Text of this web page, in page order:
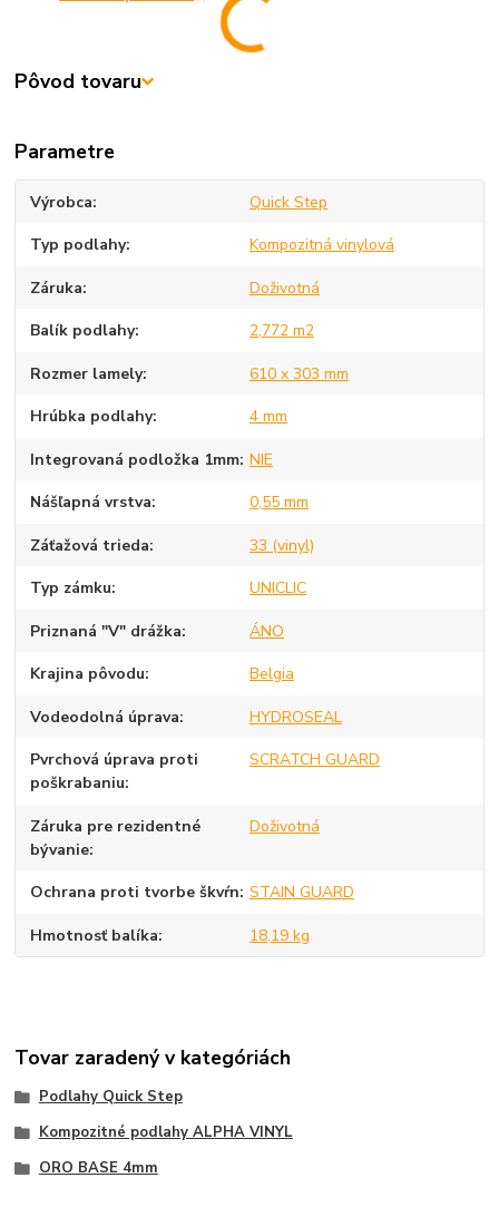
Pôvod tovaru
Parametre
Výrobca Quick Step
Typ podlahy Kompozitná vinylová
Záruka Doživotná
Balík podlahy 2,772 m2
Rozmer lamely 610 x 303 mm
Hrúbka podlahy 4 mm
Integrovaná podložka 1mm NIE
Nášľapná vrstva 0,55 mm
Záťažová trieda 33 (vinyl)
Typ zámku UNICLIC
Priznaná "V" drážka ÁNO
Krajina pôvodu Belgia
Vodeodolná úprava HYDROSEAL
Pvrchová úprava proti
poškrabaniu
SCRATCH GUARD
Záruka pre rezidentné
bývanie
Doživotná
Ochrana proti tvorbe škvŕn STAIN GUARD
Hmotnosť balíka 18,19 kg
Tovar zaradený v kategóriách
Podlahy Quick Step
Kompozitné podlahy ALPHA VINYL
ORO BASE 4mm